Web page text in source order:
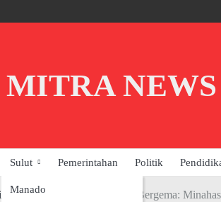
NEWS
Sulut
Manado
Pemerintahan Politik
Derap Nasionalisme Bergema: